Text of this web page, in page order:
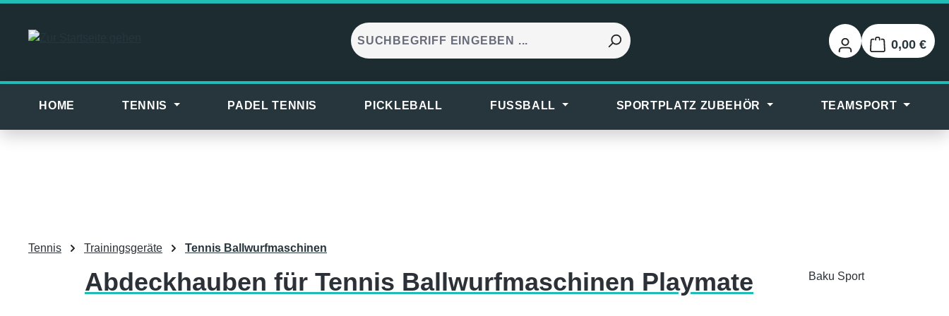
0,00 €
HOME TENNIS PADEL TENNIS PICKLEBALL FUSSBALL SPORTPLATZ ZUBEHÖR TEAMSPORT
Tennis Trainingsgeräte Tennis Ballwurfmaschinen
Abdeckhauben für Tennis Ballwurfmaschinen Playmate Baku Sport